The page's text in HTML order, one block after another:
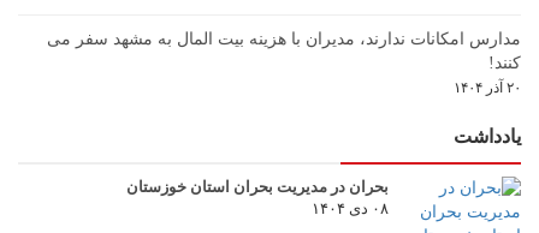
مدارس امکانات ندارند، مدیران با هزینه بیت المال به مشهد سفر می
کنند!
۲۰ آذر ۱۴۰۴
یادداشت
بحران در مدیریت بحران استان خوزستان
۰۸ دی ۱۴۰۴